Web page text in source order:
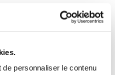
personnaliser le contenu